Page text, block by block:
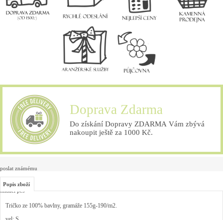
Doprava Zdarma
Do získání Dopravy ZDARMA Vám zbývá
nakoupit ještě za 1000 Kč.
poslat známému
hlídací pes
Popis zboží
Tričko ze 100% bavlny, gramáže 155g-190/m2.